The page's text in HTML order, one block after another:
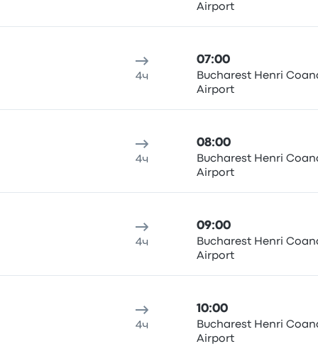
Airport
4ч
07:00
Bucharest Henri
Airport
4ч
08:00
Bucharest Henri
Airport
4ч
09:00
Bucharest Henri
Airport
4ч
10:00
Bucharest Henri
Airport